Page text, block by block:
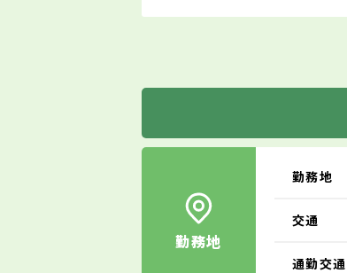
勤務地
勤務地
交通
通勤交